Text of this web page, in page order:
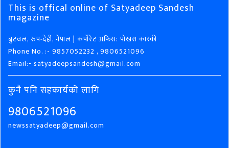
This is offical online of Satyadeep Sandesh
magazine
बुटवल, रुपन्देही, नेपाल | कर्पोरेट अफिस: पोखरा कास्की
Phone No. :- 9857052232 , 9806521096
Email:- satyadeepsandesh@gmail.com
कुनै पनि सहकार्यको लागि
9806521096
newssatyadeep@gmail.com